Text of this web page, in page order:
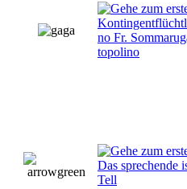
no Fr.
topolino
Das sprechende
Tell